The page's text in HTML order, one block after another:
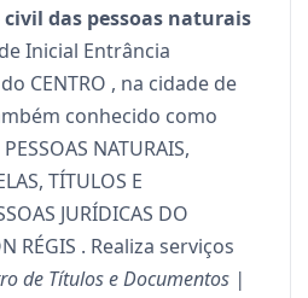
das pessoas naturais
Inicial Entrância
CENTRO , na cidade de
conhecido como
NATURAIS,
TÍTULOS E
JURÍDICAS DO
RÉGIS . Realiza serviços
de Títulos e Documentos |